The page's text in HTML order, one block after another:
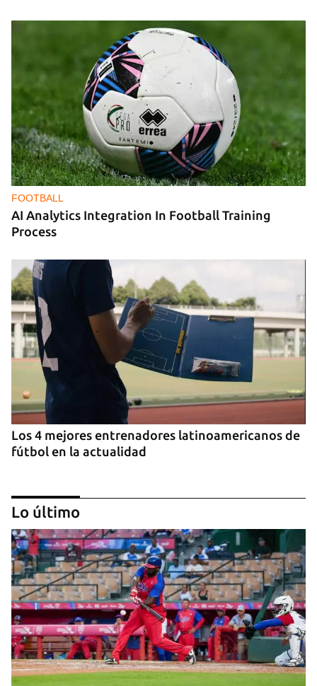
FOOTBALL
AI Analytics Integration In Football Training
Process
Los 4 mejores entrenadores latinoamericanos de
fútbol en la actualidad
Lo último